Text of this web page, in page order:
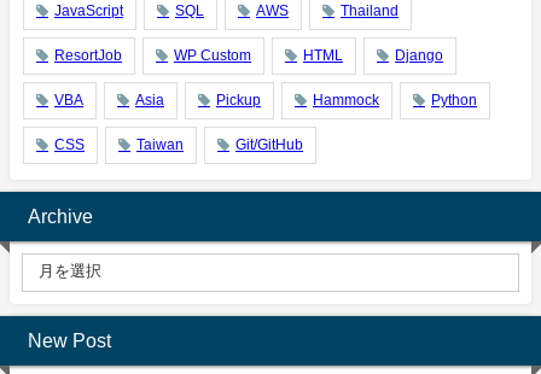
JavaScript SQL AWS Thailand
ResortJob WP Custom HTML Django
VBA Asia Pickup Hammock Python
CSS Taiwan Git/GitHub
Archive
New Post